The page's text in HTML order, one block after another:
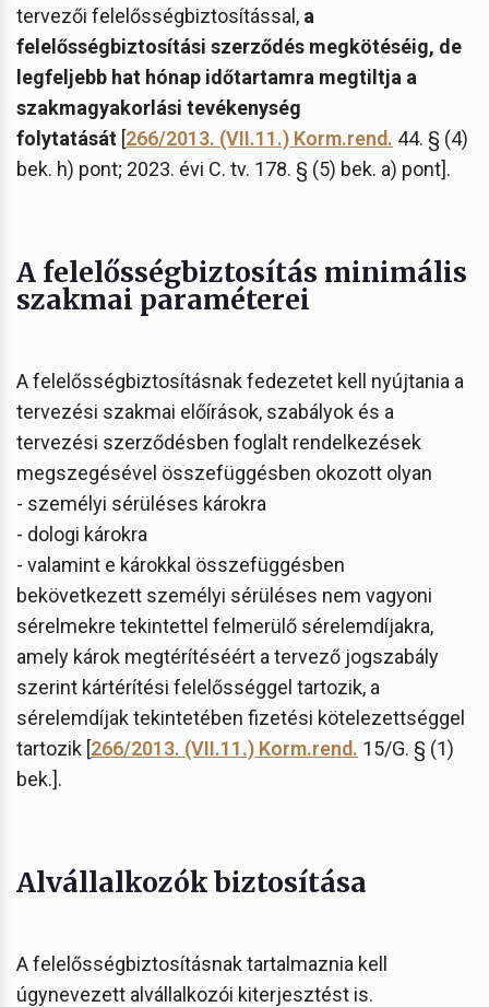
tervezői felelősségbiztosítással, a
felelősségbiztosítási szerződés megkötéséig, de
legfeljebb hat hónap időtartamra megtiltja a
szakmagyakorlási tevékenység
folytatását [266/2013. (VII.11.) Korm.rend. 44. § (4)
bek. h) pont; 2023. évi C. tv. 178. § (5) bek. a) pont].
A felelősségbiztosítás minimális
szakmai paraméterei
A felelősségbiztosításnak fedezetet kell nyújtania a
tervezési szakmai előírások, szabályok és a
tervezési szerződésben foglalt rendelkezések
megszegésével összefüggésben okozott olyan
- személyi sérüléses károkra
- dologi károkra
- valamint e károkkal összefüggésben
bekövetkezett személyi sérüléses nem vagyoni
sérelmekre tekintettel felmerülő sérelemdíjakra,
amely károk megtérítéséért a tervező jogszabály
szerint kártérítési felelősséggel tartozik, a
sérelemdíjak tekintetében fizetési kötelezettséggel
tartozik [266/2013. (VII.11.) Korm.rend. 15/G. § (1)
bek.].
Alvállalkozók biztosítása
A felelősségbiztosításnak tartalmaznia kell
úgynevezett alvállalkozói kiterjesztést is.